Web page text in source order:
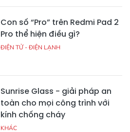
Con số “Pro” trên Redmi Pad 2
Pro thể hiện điều gì?
ĐIỆN TỬ - ĐIỆN LẠNH
Sunrise Glass - giải pháp an
toàn cho mọi công trình với
kính chống cháy
KHÁC